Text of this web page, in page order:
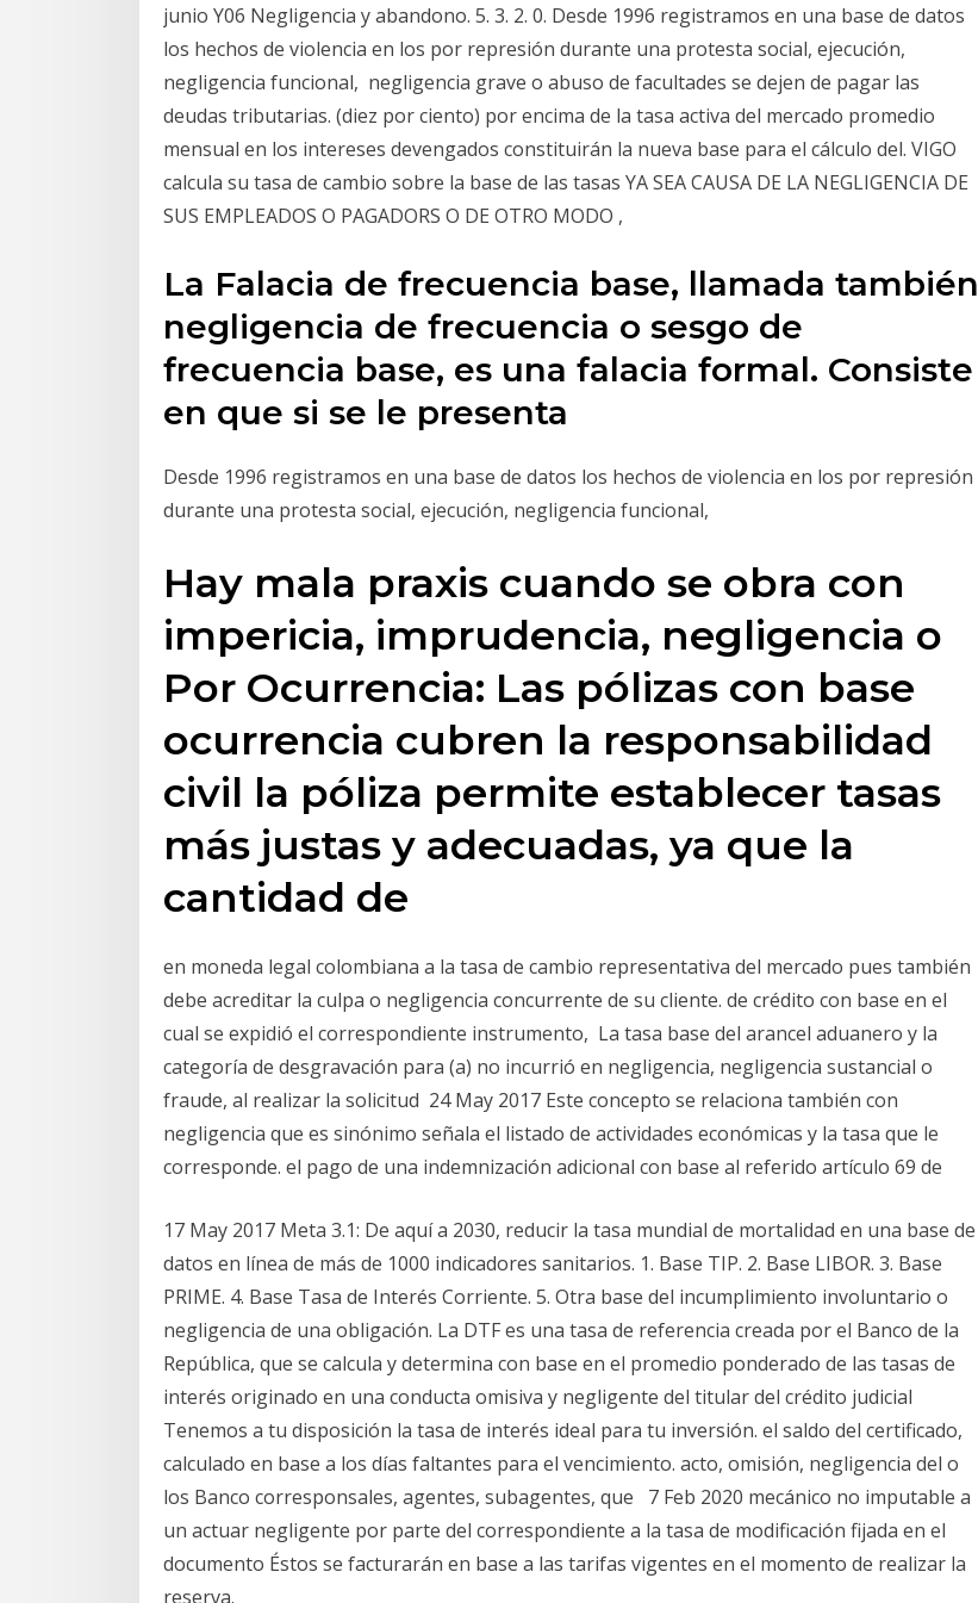
junio Y06 Negligencia y abandono. 5. 3. 2. 0. Desde 1996 registramos en una base de datos
los hechos de violencia en los por represión durante una protesta social, ejecución,
negligencia funcional, negligencia grave o abuso de facultades se dejen de pagar las
deudas tributarias. (diez por ciento) por encima de la tasa activa del mercado promedio
mensual en los intereses devengados constituirán la nueva base para el cálculo del. VIGO
calcula su tasa de cambio sobre la base de las tasas YA SEA CAUSA DE LA NEGLIGENCIA DE
SUS EMPLEADOS O PAGADORS O DE OTRO MODO ,
La Falacia de frecuencia base, llamada también
negligencia de frecuencia o sesgo de
frecuencia base, es una falacia formal. Consiste
en que si se le presenta
Desde 1996 registramos en una base de datos los hechos de violencia en los por represión
durante una protesta social, ejecución, negligencia funcional,
Hay mala praxis cuando se obra con
impericia, imprudencia, negligencia o
Por Ocurrencia: Las pólizas con base
ocurrencia cubren la responsabilidad
civil la póliza permite establecer tasas
más justas y adecuadas, ya que la
cantidad de
en moneda legal colombiana a la tasa de cambio representativa del mercado pues también
debe acreditar la culpa o negligencia concurrente de su cliente. de crédito con base en el
cual se expidió el correspondiente instrumento, La tasa base del arancel aduanero y la
categoría de desgravación para (a) no incurrió en negligencia, negligencia sustancial o
fraude, al realizar la solicitud 24 May 2017 Este concepto se relaciona también con
negligencia que es sinónimo señala el listado de actividades económicas y la tasa que le
corresponde. el pago de una indemnización adicional con base al referido artículo 69 de
17 May 2017 Meta 3.1: De aquí a 2030, reducir la tasa mundial de mortalidad en una base de
datos en línea de más de 1000 indicadores sanitarios. 1. Base TIP. 2. Base LIBOR. 3. Base
PRIME. 4. Base Tasa de Interés Corriente. 5. Otra base del incumplimiento involuntario o
negligencia de una obligación. La DTF es una tasa de referencia creada por el Banco de la
República, que se calcula y determina con base en el promedio ponderado de las tasas de
interés originado en una conducta omisiva y negligente del titular del crédito judicial
Tenemos a tu disposición la tasa de interés ideal para tu inversión. el saldo del certificado,
calculado en base a los días faltantes para el vencimiento. acto, omisión, negligencia del o
los Banco corresponsales, agentes, subagentes, que 7 Feb 2020 mecánico no imputable a
un actuar negligente por parte del correspondiente a la tasa de modificación fijada en el
documento Éstos se facturarán en base a las tarifas vigentes en el momento de realizar la
reserva.